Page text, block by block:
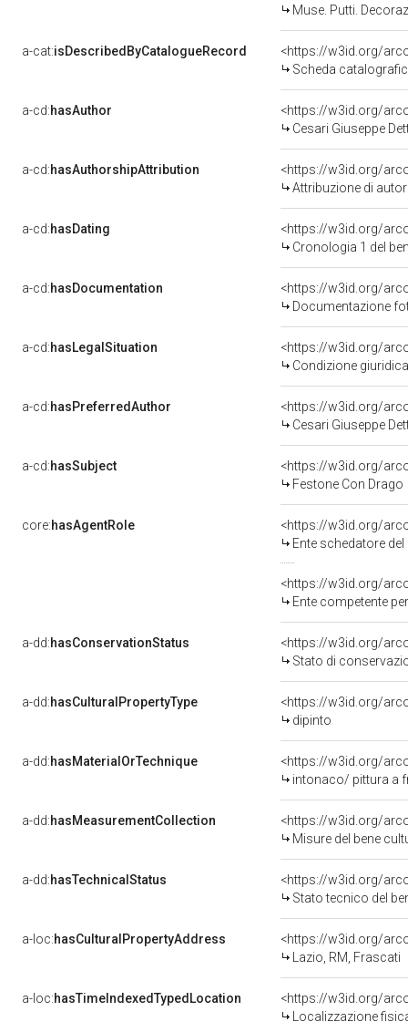
Muse. Putti.
a-cat:isDescribedByCatalogueRecord
<https://w3id.org/
Scheda
a-cd:hasAuthor
<https://w3id.org/
Cesari Giuseppe
a-cd:hasAuthorshipAttribution
<https://w3id.org/
Attribuzione di
a-cd:hasDating
<https://w3id.org/
Cronologia 1 del
a-cd:hasDocumentation
Documentazione
a-cd:hasLegalSituation
Condizione
a-cd:hasPreferredAuthor
<https://w3id.org/
Cesari Giuseppe
a-cd:hasSubject
<https://w3id.org/
Festone Con Drago
core:hasAgentRole
<https://w3id.org/
Ente schedatore
<https://w3id.org/
Ente competente per tutela del
a-dd:hasConservationStatus
<https://w3id.org/
Stato di
a-dd:hasCulturalPropertyType
<https://w3id.org/
dipinto
a-dd:hasMaterialOrTechnique
<https://w3id.org/
intonaco/ pittura a
a-dd:hasMeasurementCollection
<https://w3id.org/
Misure del bene
a-dd:hasTechnicalStatus
<https://w3id.org/
Stato tecnico del
a-loc:hasCulturalPropertyAddress
<https://w3id.org/
Lazio, RM, Frascati
a-loc:hasTimeIndexedTypedLocation
<https://w3id.org/
Localizzazione